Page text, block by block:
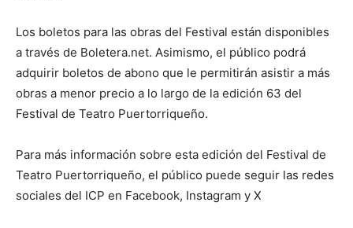
Los boletos para las obras del Festival están disponibles
a través de Boletera.net. Asimismo, el público podrá
adquirir boletos de abono que le permitirán asistir a más
obras a menor precio a lo largo de la edición 63 del
Festival de Teatro Puertorriqueño.
Para más información sobre esta edición del Festival de
Teatro Puertorriqueño, el público puede seguir las redes
sociales del ICP en Facebook, Instagram y X